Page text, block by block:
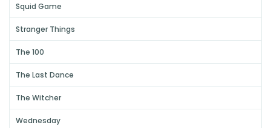
Squid Game
Stranger Things
The 100
The Last Dance
The Witcher
Wednesday